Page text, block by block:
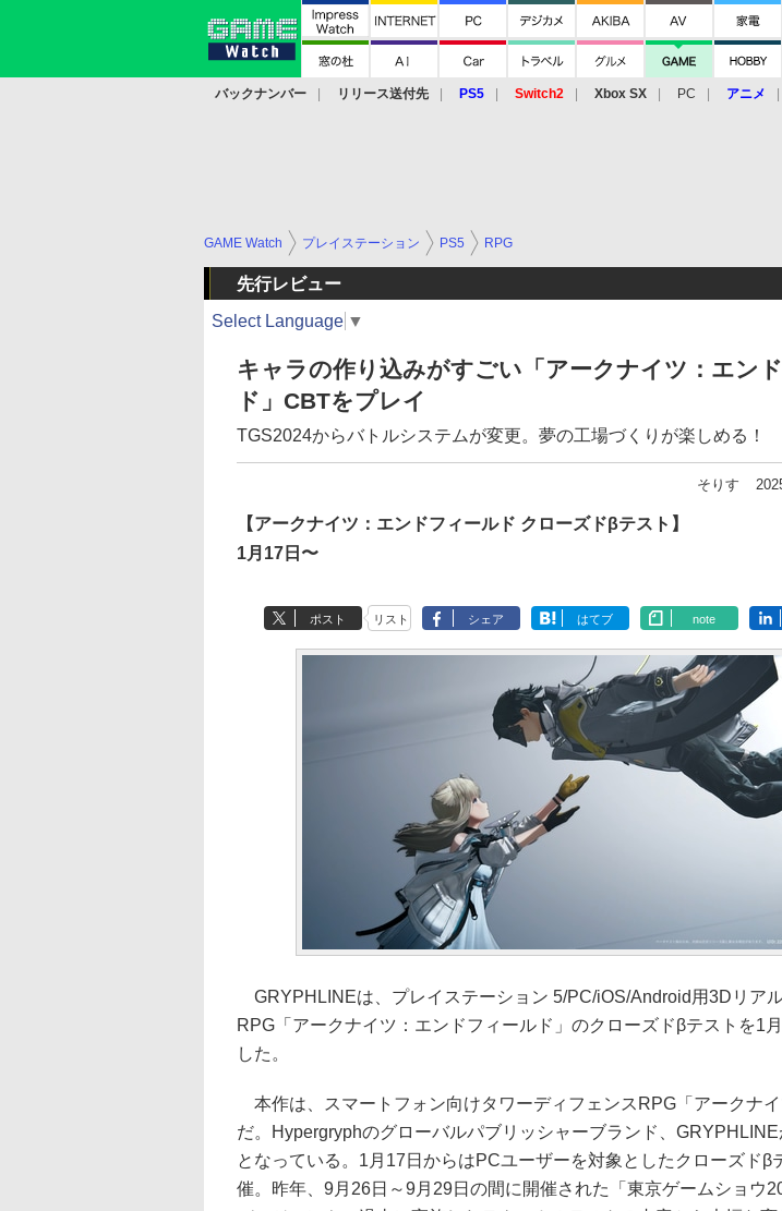
バックナンバー リリース送付先 PS5 Switch2 Xbox SX PC アニメ
GAME Watch プレイステーション PS5 RPG
先行レビュー
Select Language ▼
キャラの作り込みがすごい「アークナイツ：エン
ド」CBTをプレイ
TGS2024からバトルシステムが変更。夢の工場づくりが楽しめる！
そりす
【アークナイツ：エンドフィールド クローズドβテスト】
1月17日〜
ポスト リスト シェア はてブ note
GRYPHLINEは、プレイステーション 5/PC/iOS/Android用3Dリア
RPG「アークナイツ：エンドフィールド」のクローズドβテストを1
した。
本作は、スマートフォン向けタワーディフェンスRPG「アークナ
だ。Hypergryphのグローバルパブリッシャーブランド、
となっている。1月17日からはPCユーザーを対象としたクローズドβ
催。昨年、9月26日～9月29日の間に開催された「東京ゲームショウ